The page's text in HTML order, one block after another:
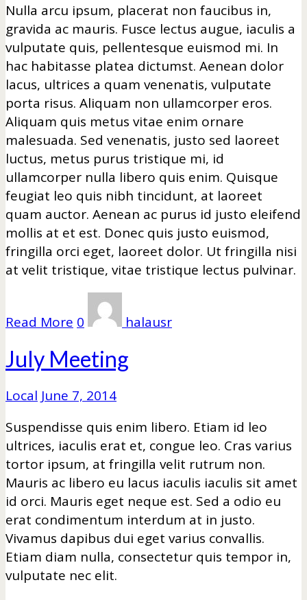
Nulla arcu ipsum, placerat non faucibus in,
gravida ac mauris. Fusce lectus augue, iaculis a
vulputate quis, pellentesque euismod mi. In
hac habitasse platea dictumst. Aenean dolor
lacus, ultrices a quam venenatis, vulputate
porta risus. Aliquam non ullamcorper eros.
Aliquam quis metus vitae enim ornare
malesuada. Sed venenatis, justo sed laoreet
luctus, metus purus tristique mi, id
ullamcorper nulla libero quis enim. Quisque
feugiat leo quis nibh tincidunt, at laoreet
quam auctor. Aenean ac purus id justo eleifend
mollis at et est. Donec quis justo euismod,
fringilla orci eget, laoreet dolor. Ut fringilla nisi
at velit tristique, vitae tristique lectus pulvinar.
Read More 0 halausr
July Meeting
Local June 7, 2014
Suspendisse quis enim libero. Etiam id leo
ultrices, iaculis erat et, congue leo. Cras varius
tortor ipsum, at fringilla velit rutrum non.
Mauris ac libero eu lacus iaculis iaculis sit amet
id orci. Mauris eget neque est. Sed a odio eu
erat condimentum interdum at in justo.
Vivamus dapibus dui eget varius convallis.
Etiam diam nulla, consectetur quis tempor in,
vulputate nec elit.